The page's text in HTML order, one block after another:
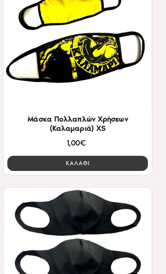
Μάσκα Πολλαπλών Χρήσεων
(Καλαμαριά) XS
1,00€
ΚΑΛΑΘΙ